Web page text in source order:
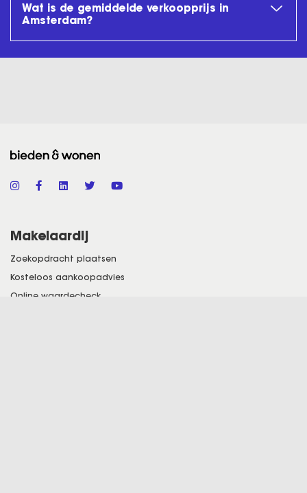
Wat is de gemiddelde verkoopprijs in
Amsterdam?
Makelaardij
Zoekopdracht plaatsen
Kosteloos aankoopadvies
Online waardecheck